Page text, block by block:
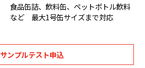
食品缶詰、飲料缶、ペットボトル飲料
など 最大1号缶サイズまで対応
サンプルテスト申込